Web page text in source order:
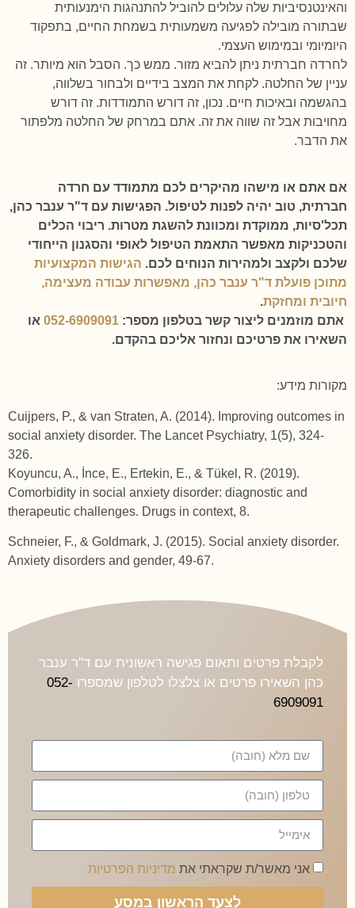
והאינטנסיביות שלה עלולים להוביל להתנהגות הימנעותית
שבתורה מובילה לפגיעה משמעותית בשמחת החיים, בתפקוד
היומיומי ובמימוש העצמי.
לחרדה חברתית ניתן להביא מזור. ממש כך. הסבל הוא מיותר. זה
עניין של החלטה. לקחת את המצב בידיים ולבחור בשלווה,
בהגשמה ובאיכות חיים. נכון, זה דורש התמודדות. זה דורש
מחויבות אבל זה שווה את זה. אתם במרחק של החלטה מלפתור
את הדבר.
אם אתם או מישהו מהיקרים לכם מתמודד עם חרדה
חברתית, טוב יהיה לפנות לטיפול. הפגישות עם ד"ר ענבר כהן,
תכל'סיות, ממוקדת ומכוונת להשגת מטרות. ריבוי הכלים
והטכניקות מאפשר התאמת הטיפול לאופי והסגנון הייחודי
שלכם ולקצב ולמהירות הנוחים לכם. הגישות המקצועיות
מתוכן פועלת ד"ר ענבר כהן, מאפשרות עבודה מעצימה,
חיובית ומחזקת.
אתם מוזמנים ליצור קשר בטלפון מספר: 052-6909091 או
השאירו את פרטיכם ונחזור אליכם בהקדם.
מקורות מידע:
Cuijpers, P., & van Straten, A. (2014). Improving outcomes in
social anxiety disorder. The Lancet Psychiatry, 1(5), 324-
326.
Koyuncu, A., İnce, E., Ertekin, E., & Tükel, R. (2019).
Comorbidity in social anxiety disorder: diagnostic and
Schneier, F., & Goldmark, J. (2015). Social anxiety disorder.
Anxiety disorders and gender, 49-67.
לקבלת פרטים ותאום פגישה ראשונית עם ד"ר ענבר
כהן השאירו פרטים או צלצלו לטלפון שמספרו 052-
6909091
אני מאשר/ת שקראתי את מדיניות הפרטיות
לצעד הראשון במסע